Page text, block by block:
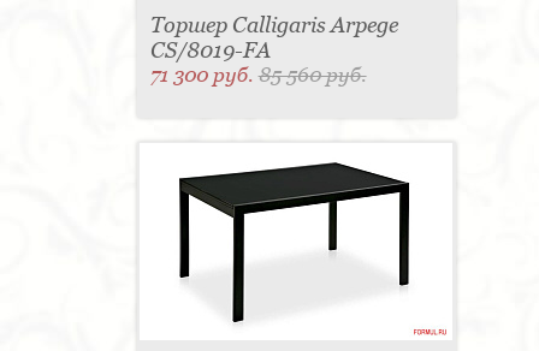
Торшер Calligaris Arpege
CS/8019-FA
71 300 руб.85 560 руб.